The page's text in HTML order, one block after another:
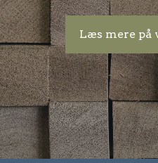
Læs mere på